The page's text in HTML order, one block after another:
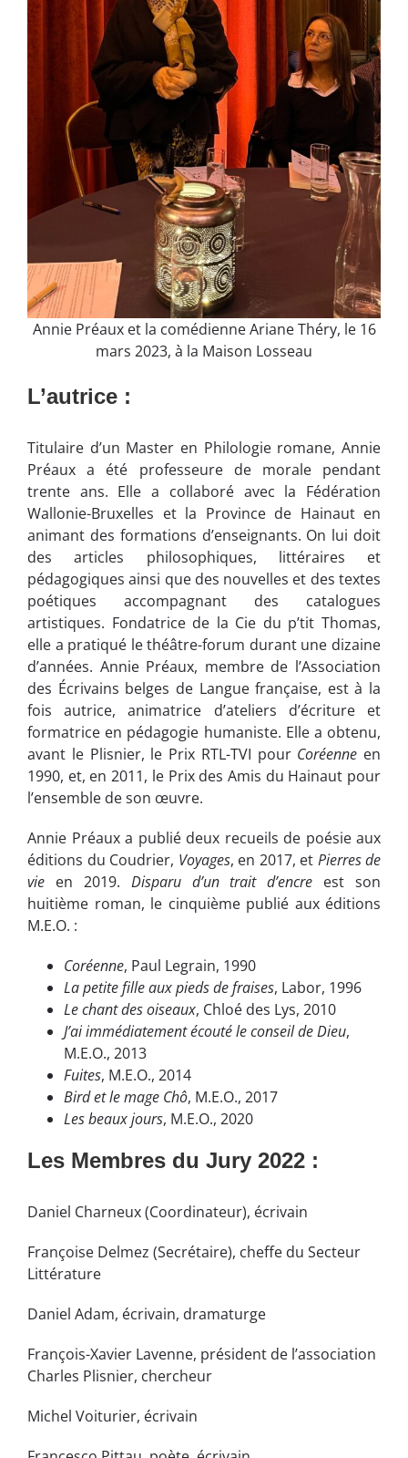
Annie Préaux et la comédienne Ariane Théry, le 16
mars 2023, à la Maison Losseau
L’autrice :
Titulaire d’un Master en Philologie romane, Annie
Préaux a été professeure de morale pendant
trente ans. Elle a collaboré avec la Fédération
Wallonie-Bruxelles et la Province de Hainaut en
animant des formations d’enseignants. On lui doit
des articles philosophiques, littéraires et
pédagogiques ainsi que des nouvelles et des textes
poétiques accompagnant des catalogues
artistiques. Fondatrice de la Cie du p’tit Thomas,
elle a pratiqué le théâtre-forum durant une dizaine
d’années. Annie Préaux, membre de l’Association
des Écrivains belges de Langue française, est à la
fois autrice, animatrice d’ateliers d’écriture et
formatrice en pédagogie humaniste. Elle a obtenu,
avant le Plisnier, le Prix RTL-TVI pour Coréenne en
1990, et, en 2011, le Prix des Amis du Hainaut pour
l’ensemble de son œuvre.
Annie Préaux a publié deux recueils de poésie aux
éditions du Coudrier, Voyages, en 2017, et Pierres de
vie en 2019. Disparu d’un trait d’encre est son
huitième roman, le cinquième publié aux éditions
M.E.O. :
Coréenne, Paul Legrain, 1990
La petite fille aux pieds de fraises, Labor, 1996
Le chant des oiseaux, Chloé des Lys, 2010
J’ai immédiatement écouté le conseil de Dieu,
M.E.O., 2013
Fuites, M.E.O., 2014
Bird et le mage Chô, M.E.O., 2017
Les beaux jours, M.E.O., 2020
Les Membres du Jury 2022 :
Daniel Charneux (Coordinateur), écrivain
Françoise Delmez (Secrétaire), cheffe du Secteur
Littérature
Daniel Adam, écrivain, dramaturge
François-Xavier Lavenne, président de l’association
Charles Plisnier, chercheur
Michel Voiturier, écrivain